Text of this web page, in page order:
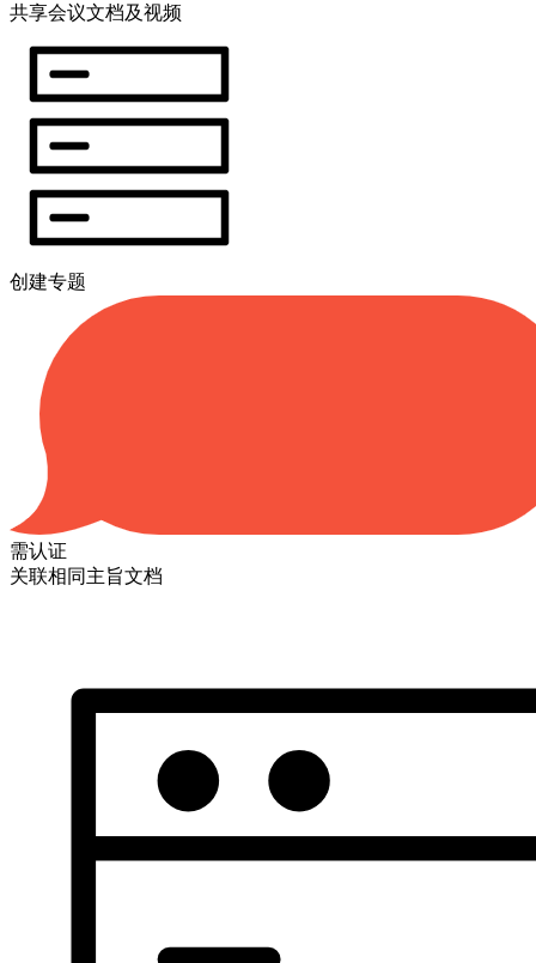
共享会议文档及视频
创建专题
需认证
关联相同主旨文档